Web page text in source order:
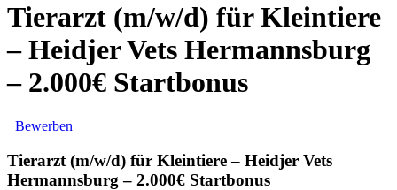
Tierarzt (m/w/d) für Kleintiere
– Heidjer Vets Hermannsburg
– 2.000€ Startbonus
Bewerben
Tierarzt (m/w/d) für Kleintiere – Heidjer Vets
Hermannsburg – 2.000€ Startbonus